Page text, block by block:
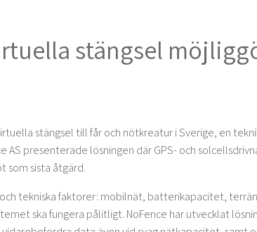
stängsel
stängsel till får och nötkreatur i Sverige, en
AS presenterade lösningen där GPS- och
som sista åtgärd.
tekniska faktorer: mobilnät, batterikapacitet,
ska fungera pålitligt. NoFence har utvecklat